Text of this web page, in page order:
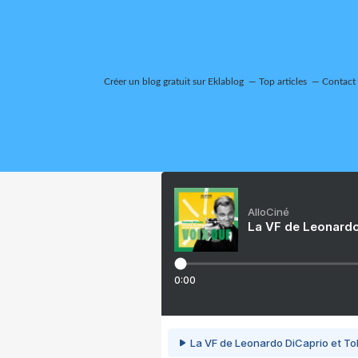
Créer un blog gratuit sur Eklablog Top articles Contact
AlloCiné
La VF de
0:00
La VF de Leonardo DiCaprio et